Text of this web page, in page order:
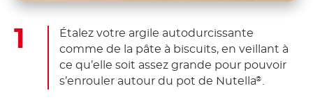
Étalez votre argile autodurcissante
comme de la pâte à biscuits, en veillant à
ce qu’elle soit assez grande pour pouvoir
s’enrouler autour du pot de Nutella®